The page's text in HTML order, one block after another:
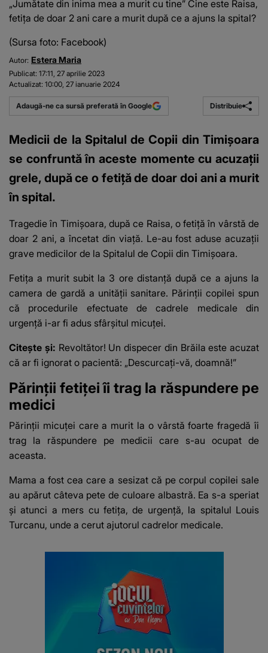
„Jumătate din inima mea a murit cu tine” Cine este Raisa,
fetița de doar 2 ani care a murit după ce a ajuns la spital?
(Sursa foto: Facebook)
Autor: Estera Maria
Publicat: 17:11, 27 aprilie 2023
Actualizat: 10:00, 27 ianuarie 2024
Adaugă-ne ca sursă preferată în Google Distribuie
Medicii de la Spitalul de Copii din Timișoara
se confruntă în aceste momente cu acuzații
grele, după ce o fetiță de doar doi ani a murit
în spital.
Tragedie în Timișoara, după ce Raisa, o fetiță în vârstă de
doar 2 ani, a încetat din viață. Le-au fost aduse acuzații
grave medicilor de la Spitalul de Copii din Timișoara.
Fetița a murit subit la 3 ore distanță după ce a ajuns la
camera de gardă a unității sanitare. Părinții copilei spun
că procedurile efectuate de cadrele medicale din
urgență i-ar fi adus sfârșitul micuței.
Citește și: Revoltător! Un dispecer din Brăila este acuzat
că ar fi ignorat o pacientă: „Descurcați-vă, doamnă!”
Părinții fetiței îi trag la răspundere pe
medici
Părinții micuței care a murit la o vârstă foarte fragedă îi
trag la răspundere pe medicii care s-au ocupat de
aceasta.
Mama a fost cea care a sesizat că pe corpul copilei sale
au apărut câteva pete de culoare albastră. Ea s-a speriat
și atunci a mers cu fetița, de urgență, la spitalul Louis
Turcanu, unde a cerut ajutorul cadrelor medicale.